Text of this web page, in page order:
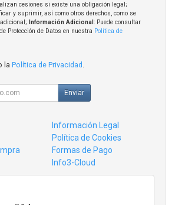
cesiones si existe una obligación legal;
y suprimir, así como otros derechos, como se
Información Adicional : Puede consultar
Protección de Datos en nuestra Política de
la Política de Privacidad
Enviar
Información Legal
Política de Cookies
Formas de Pago
Info3-Cloud